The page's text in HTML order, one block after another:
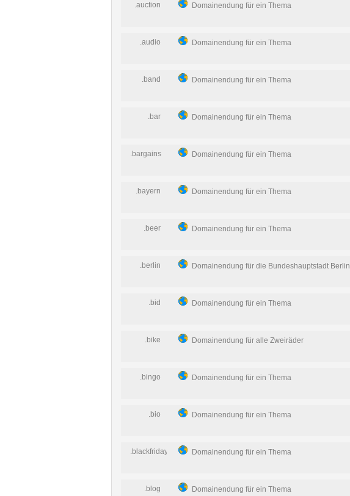
.auction Domainendung für ein Thema
.audio Domainendung für ein Thema
.band Domainendung für ein Thema
.bar Domainendung für ein Thema
.bargains Domainendung für ein Thema
.bayern Domainendung für ein Thema
.beer Domainendung für ein Thema
.berlin Domainendung für die Bundeshauptstadt Berlin
.bid Domainendung für ein Thema
.bike Domainendung für alle Zweiräder
.bingo Domainendung für ein Thema
.bio Domainendung für ein Thema
.blackfriday Domainendung für ein Thema
.blog Domainendung für ein Thema